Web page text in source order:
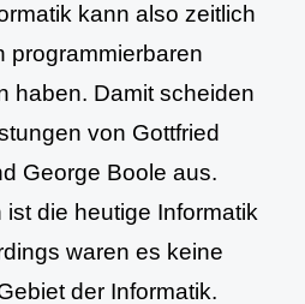
kann also zeitlich
programmierbaren
haben. Damit scheiden
von Gottfried
George Boole aus.
ist die heutige Informatik
waren es keine
der Informatik.